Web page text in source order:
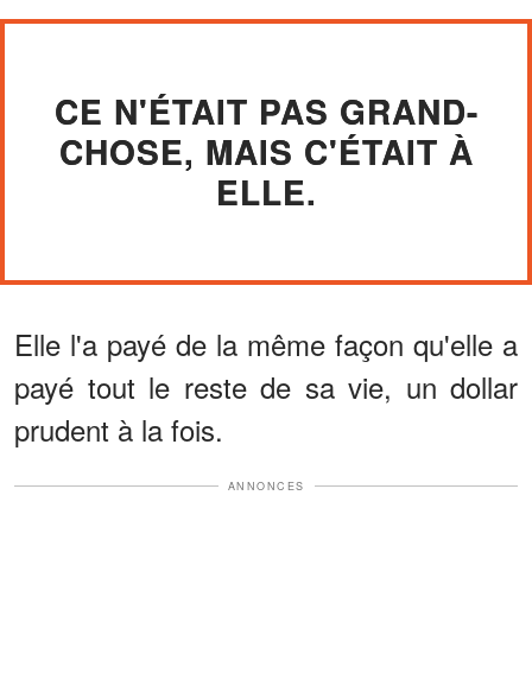
CE N'ÉTAIT PAS GRAND-
CHOSE, MAIS C'ÉTAIT À
ELLE.
Elle l'a payé de la même façon qu'elle a
payé tout le reste de sa vie, un dollar
prudent à la fois.
ANNONCES